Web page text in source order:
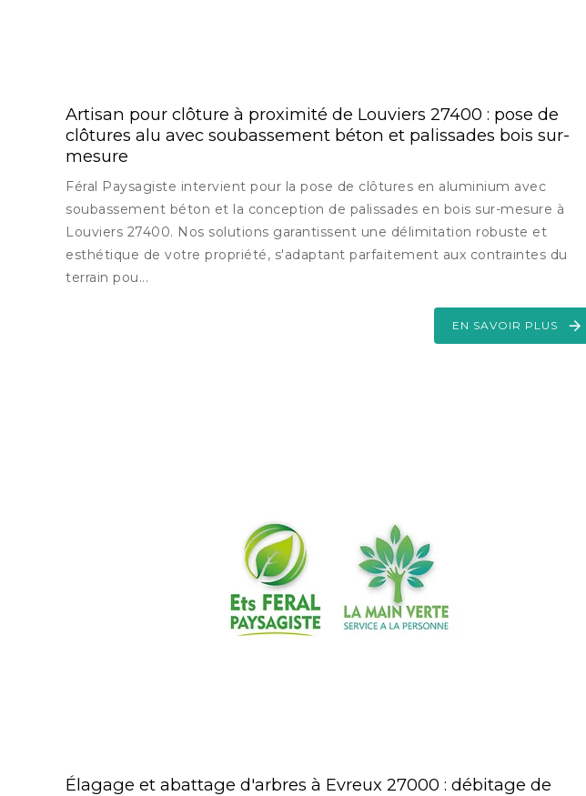
Artisan pour clôture à proximité de Louviers 27400 : pose de
clôtures alu avec soubassement béton et palissades bois sur-
mesure
Féral Paysagiste intervient pour la pose de clôtures en aluminium avec
soubassement béton et la conception de palissades en bois sur-mesure à
Louviers 27400. Nos solutions garantissent une délimitation robuste et
esthétique de votre propriété, s'adaptant parfaitement aux contraintes du
terrain pou...
EN SAVOIR PLUS
Élagage et abattage d'arbres à Evreux 27000 : débitage de